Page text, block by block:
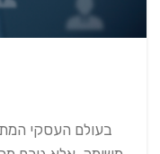
בעולם העסקי